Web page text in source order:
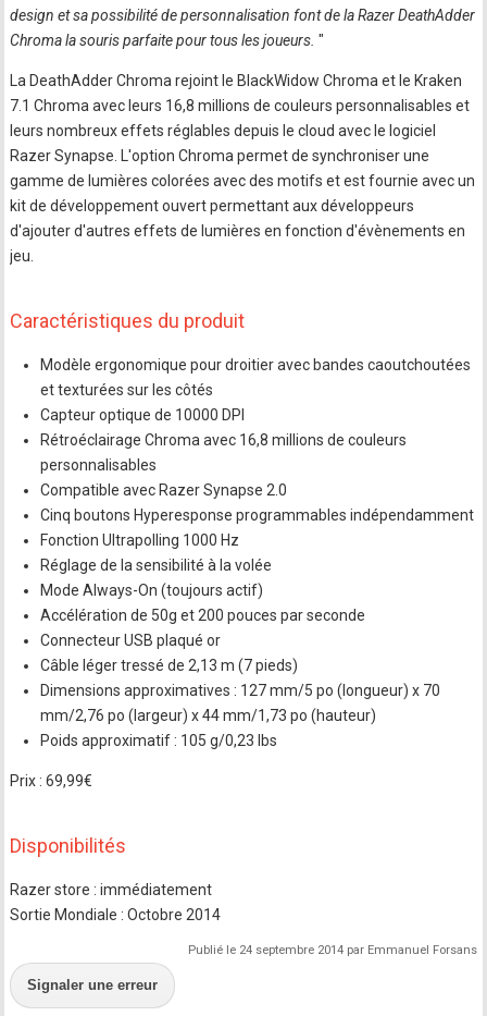
design et sa possibilité de personnalisation font de la Razer DeathAdder
Chroma la souris parfaite pour tous les joueurs."
La DeathAdder Chroma rejoint le BlackWidow Chroma et le Kraken
7.1 Chroma avec leurs 16,8 millions de couleurs personnalisables et
leurs nombreux effets réglables depuis le cloud avec le logiciel
Razer Synapse. L'option Chroma permet de synchroniser une
gamme de lumières colorées avec des motifs et est fournie avec un
kit de développement ouvert permettant aux développeurs
d'ajouter d'autres effets de lumières en fonction d'évènements en
jeu.
Caractéristiques du produit
Modèle ergonomique pour droitier avec bandes caoutchoutées
et texturées sur les côtés
Capteur optique de 10000 DPI
Rétroéclairage Chroma avec 16,8 millions de couleurs
personnalisables
Compatible avec Razer Synapse 2.0
Cinq boutons Hyperesponse programmables indépendamment
Fonction Ultrapolling 1000 Hz
Réglage de la sensibilité à la volée
Mode Always-On (toujours actif)
Accélération de 50g et 200 pouces par seconde
Connecteur USB plaqué or
Câble léger tressé de 2,13 m (7 pieds)
Dimensions approximatives : 127 mm/5 po (longueur) x 70
mm/2,76 po (largeur) x 44 mm/1,73 po (hauteur)
Poids approximatif : 105 g/0,23 lbs
Prix : 69,99€
Disponibilités
Razer store : immédiatement
Sortie Mondiale : Octobre 2014
Publié le 24 septembre 2014 par Emmanuel Forsans
Signaler une erreur